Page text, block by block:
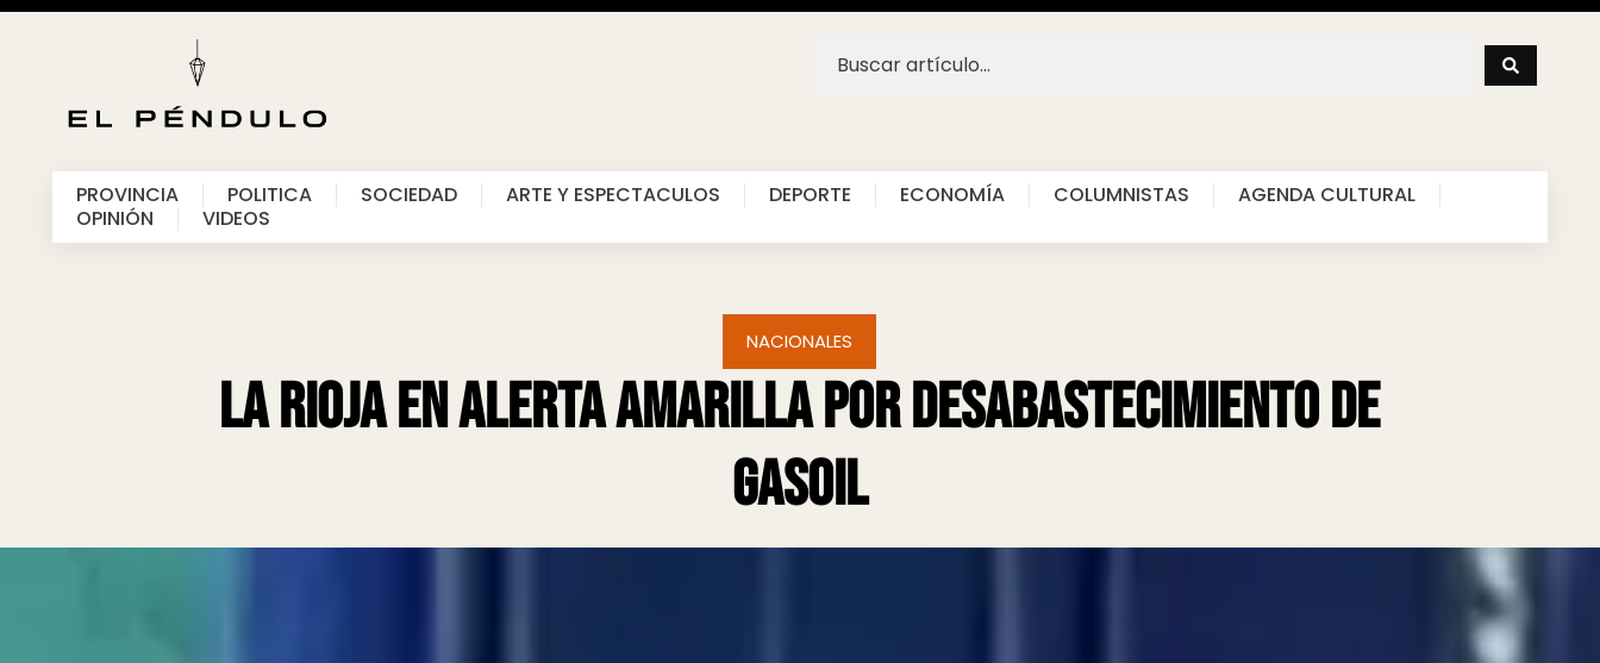
PROVINCIA POLITICA SOCIEDAD ARTE Y ESPECTACULOS DEPORTE ECONOMÍA COLUMNISTAS
AGENDA CULTURAL
OPINIÓN
VIDEOS
NACIONALES
La Rioja en alerta amarilla por desabastecimiento de
gasoil